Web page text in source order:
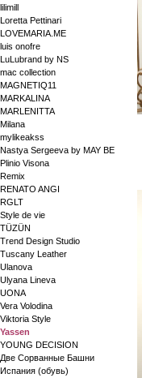
lilimill
Loretta Pettinari
LOVEMARIA.ME
luis onofre
LuLubrand by NS
mac collection
MAGNETIQ11
MARKALINA
MARLENITTA
Milana
mylikeakss
Nastya Sergeeva by MAY BE
Plinio Visona
Remix
RENATO ANGI
RGLT
Style de vie
TÜZÜN
Trend Design Studio
Tuscany Leather
Ulanova
Ulyana Lineva
UONA
Vera Volodina
Viktoria Style
Yassen
YOUNG DECISION
Две Сорванные Башни
Испания (обувь)